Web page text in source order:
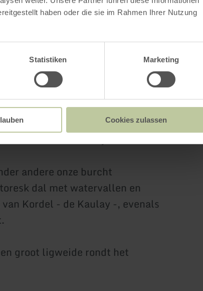
haben oder die sie im Rahmen Ihrer Nutzung
Statistiken Marketing
Cookies zulassen
te laten.
en dierenvrij te houden voor
waaronder de Eifelsteig, die
hiervandaan verwijderd.
andere onze burcht
dal met watervallen en
Kordel - de Kaulay -, evenals
groot ligweide rondt het